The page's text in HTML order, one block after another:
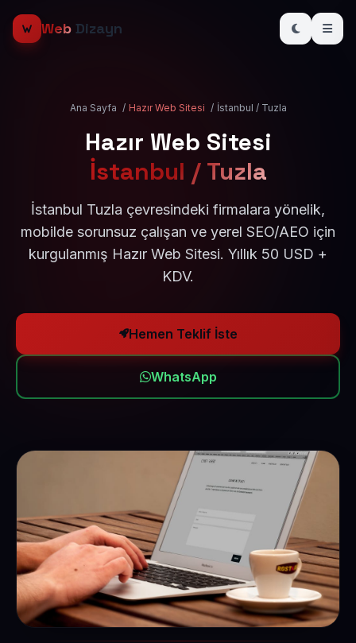
Web Dizayn
Ana Sayfa / Hazır Web Sitesi / İstanbul / Tuzla
Hazır Web Sitesi
İstanbul / Tuzla
İstanbul Tuzla çevresindeki firmalara yönelik,
mobilde sorunsuz çalışan ve yerel SEO/AEO için
kurgulanmış Hazır Web Sitesi. Yıllık 50 USD +
KDV.
Hemen Teklif İste
WhatsApp